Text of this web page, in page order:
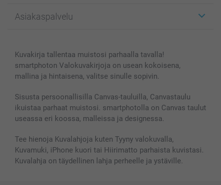
Kuvakirjat
Kännykkä & Tabletti
MyNameBook
Valokuvakehykset & Lisätarvikkeet
Lahjakortti
Kaikki kuvatuotteet
Affiliate ohjelma
Sivukartta
Ehdot/takuut
Asiakaspalvelu
smartbonus
Hinnat & maksutavat
Kuvakirja tallentaa muistosi parhaalla tavalla!
smartphoton Valokuvakirjoja on usean kokoisena,
mallina ja hintaisena, valitse sinulle sopivin.
Sisusta persoonallisilla Canvas-tauluilla, Canvastaulu
ikuistaa parhaat muistosi. smartphotolla on Canvas taulut
useassa eri koossa, malleissa ja designessa.
Tee hienoja Kuvalahjoja kuten Tyyny valokuvalla,
Kuvamuki, iPhone kuori tai Hiirimatto parhaista kuvistasi.
Kuvalahja on täydellinen lahja perheelle ja ystäville.